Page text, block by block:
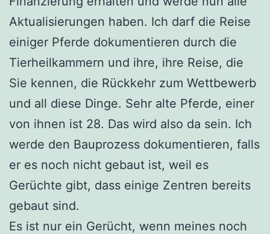
Aktualisierungen haben. Ich darf die Reise
einiger Pferde dokumentieren durch die
Tierheilkammern und ihre, ihre Reise, die
Sie kennen, die Rückkehr zum Wettbewerb
und all diese Dinge. Sehr alte Pferde, einer
von ihnen ist 28. Das wird also da sein. Ich
werde den Bauprozess dokumentieren, falls
er es noch nicht gebaut ist, weil es
Gerüchte gibt, dass einige Zentren bereits
gebaut sind.
Es ist nur ein Gerücht, wenn meines noch